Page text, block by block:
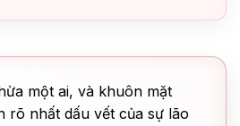
một ai, và khuôn mặt
rõ nhất dấu vết của sự lão